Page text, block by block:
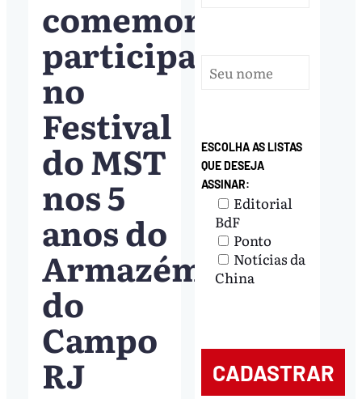
comemoram
participação
no
Festival
do MST
nos 5
anos do
Armazém
do
Campo
RJ
ESCOLHA AS LISTAS
QUE DESEJA
ASSINAR:
Editorial
BdF
Ponto
Notícias da
China